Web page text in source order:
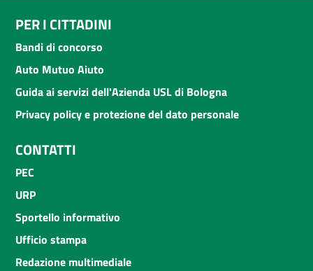
PER I CITTADINI
Bandi di concorso
Auto Mutuo Aiuto
Guida ai servizi dell'Azienda USL di Bologna
Privacy policy e protezione del dato personale
CONTATTI
PEC
URP
Sportello informativo
Ufficio stampa
Redazione multimediale